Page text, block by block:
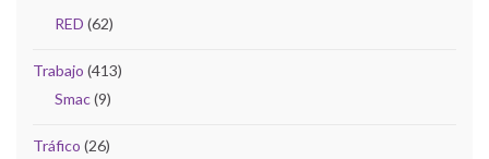
RED (62)
Trabajo (413)
Smac(9)
Tráfico (26)